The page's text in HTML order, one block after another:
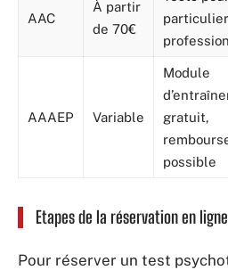
AAC
À partir
de 70€
AAAEP Variable
Module
gratuit,
possible
Etapes de la réservation en ligne
Pour réserver un test